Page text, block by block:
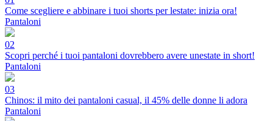
Come scegliere e abbinare i tuoi shorts per lestate: inizia ora!
Pantaloni
02
Scopri perché i tuoi pantaloni dovrebbero avere unestate in short!
Pantaloni
03
Chinos: il mito dei pantaloni casual, il 45% delle donne li adora
Pantaloni